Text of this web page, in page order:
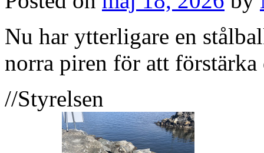
Nu har ytterligare en
norra piren för att
//Styrelsen